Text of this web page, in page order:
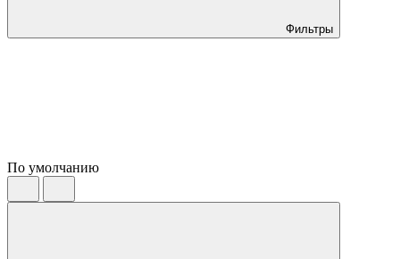
Фильтры
По умолчанию